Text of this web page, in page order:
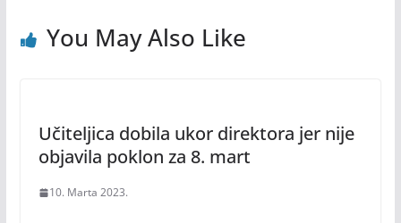
You May Also Like
Učiteljica dobila ukor direktora jer nije
objavila poklon za 8. mart
10. Marta 2023.